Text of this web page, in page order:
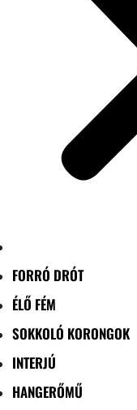
FORRÓ DRÓT
ÉLŐ FÉM
SOKKOLÓ KORONGOK
INTERJÚ
HANGERŐMŰ